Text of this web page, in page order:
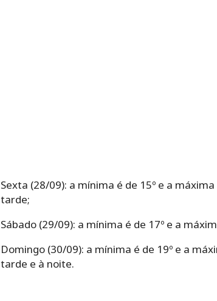
Sexta (28/09): a mínima é de 15º e a máxima
tarde;
Sábado (29/09): a mínima é de 17º e a
Domingo (30/09): a mínima é de 19º e a
tarde e à noite.